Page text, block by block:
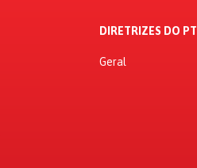
DIRETRIZES DO PT
Geral